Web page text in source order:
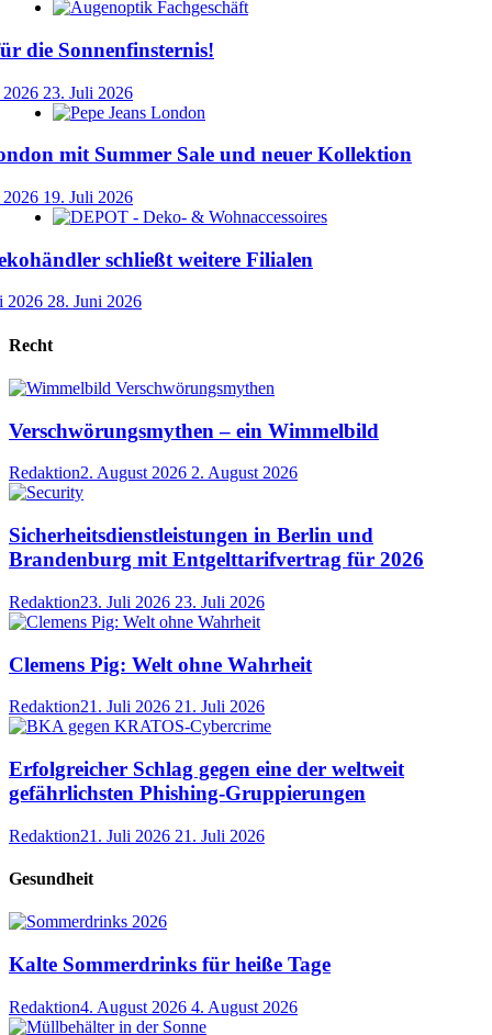
die Sonnenfinsternis!
23. Juli 2026
mit Summer Sale und neuer Kollektion
19. Juli 2026
schließt weitere Filialen
2026 28. Juni 2026
Recht
Verschwörungsmythen – ein Wimmelbild
Redaktion2. August 2026 2. August 2026
Sicherheitsdienstleistungen in Berlin und
Brandenburg mit Entgelttarifvertrag für 2026
Redaktion23. Juli 2026 23. Juli 2026
Clemens Pig: Welt ohne Wahrheit
Redaktion21. Juli 2026 21. Juli 2026
Erfolgreicher Schlag gegen eine der weltweit
gefährlichsten Phishing-Gruppierungen
Redaktion21. Juli 2026 21. Juli 2026
Gesundheit
Kalte Sommerdrinks für heiße Tage
Redaktion4. August 2026 4. August 2026